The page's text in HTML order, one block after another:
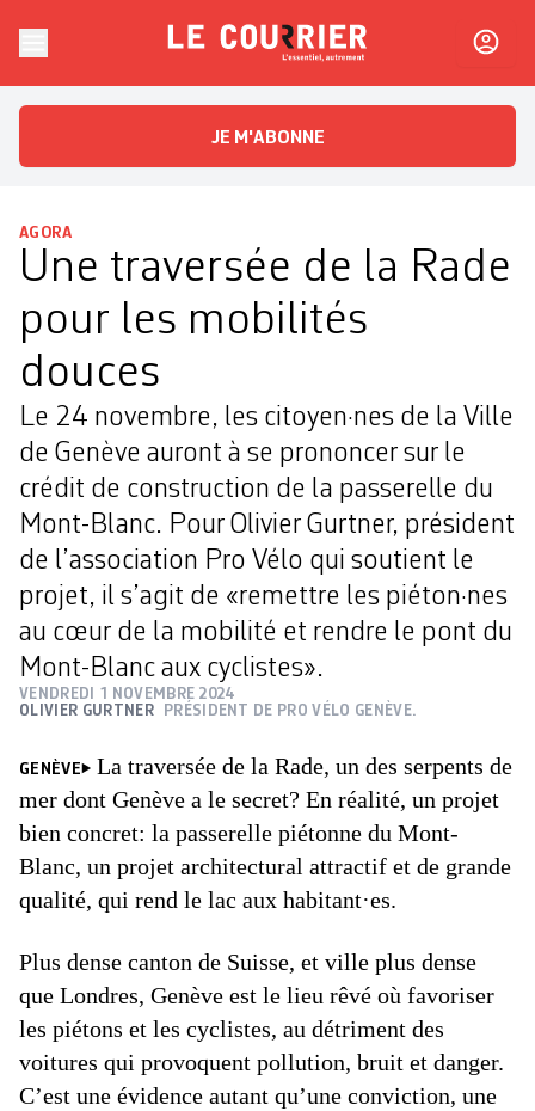
Le CourrierL'essentiel, autrement
JE M'ABONNE
AGORA
Une traversée de la Rade
pour les mobilités
douces
Le 24 novembre, les citoyen·nes de la Ville
de Genève auront à se prononcer sur le
crédit de construction de la passerelle du
Mont-Blanc. Pour Olivier Gurtner, président
de l’association Pro Vélo qui soutient le
projet, il s’agit de «remettre les piéton·nes
au cœur de la mobilité et rendre le pont du
Mont-Blanc aux cyclistes».
VENDREDI 1 NOVEMBRE 2024
OLIVIER GURTNER
PRÉSIDENT DE PRO VÉLO GENÈVE.
GENÈVE
La traversée de la Rade, un des serpents de
mer dont Genève a le secret? En réalité, un projet
bien concret: la passerelle piétonne du Mont-
Blanc, un projet architectural attractif et de grande
qualité, qui rend le lac aux habitant·es.
Plus dense canton de Suisse, et ville plus dense
que Londres, Genève est le lieu rêvé où favoriser
les piétons et les cyclistes, au détriment des
voitures qui provoquent pollution, bruit et danger.
C’est une évidence autant qu’une conviction, une